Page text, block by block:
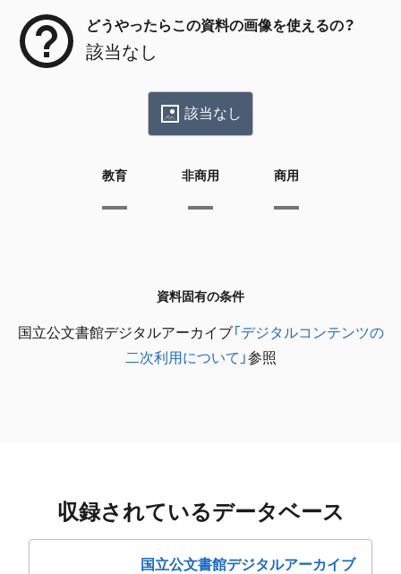
どうやったらこの資料の画像を使えるの？
該当なし
該当なし
教育 非商用 商用
資料固有の条件
国立公文書館デジタルアーカイブ「デジタルコンテンツの
二次利用について」参照
収録されているデータベース
国立公文書館デジタルアーカイブ